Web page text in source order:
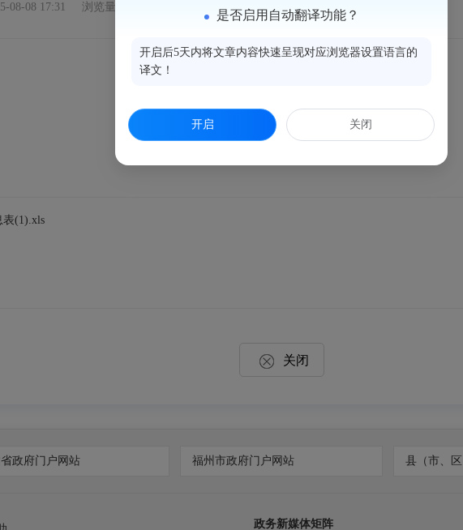
08-08 17:31 浏览量：611
表(1).xls
关闭
政府门户网站 福州市政府门户网站 县（市、
政务新媒体矩阵
是否启用自动翻译功能？
开启后5天内将文章内容快速呈现对应浏览器设置语言的
译文！
开启 关闭